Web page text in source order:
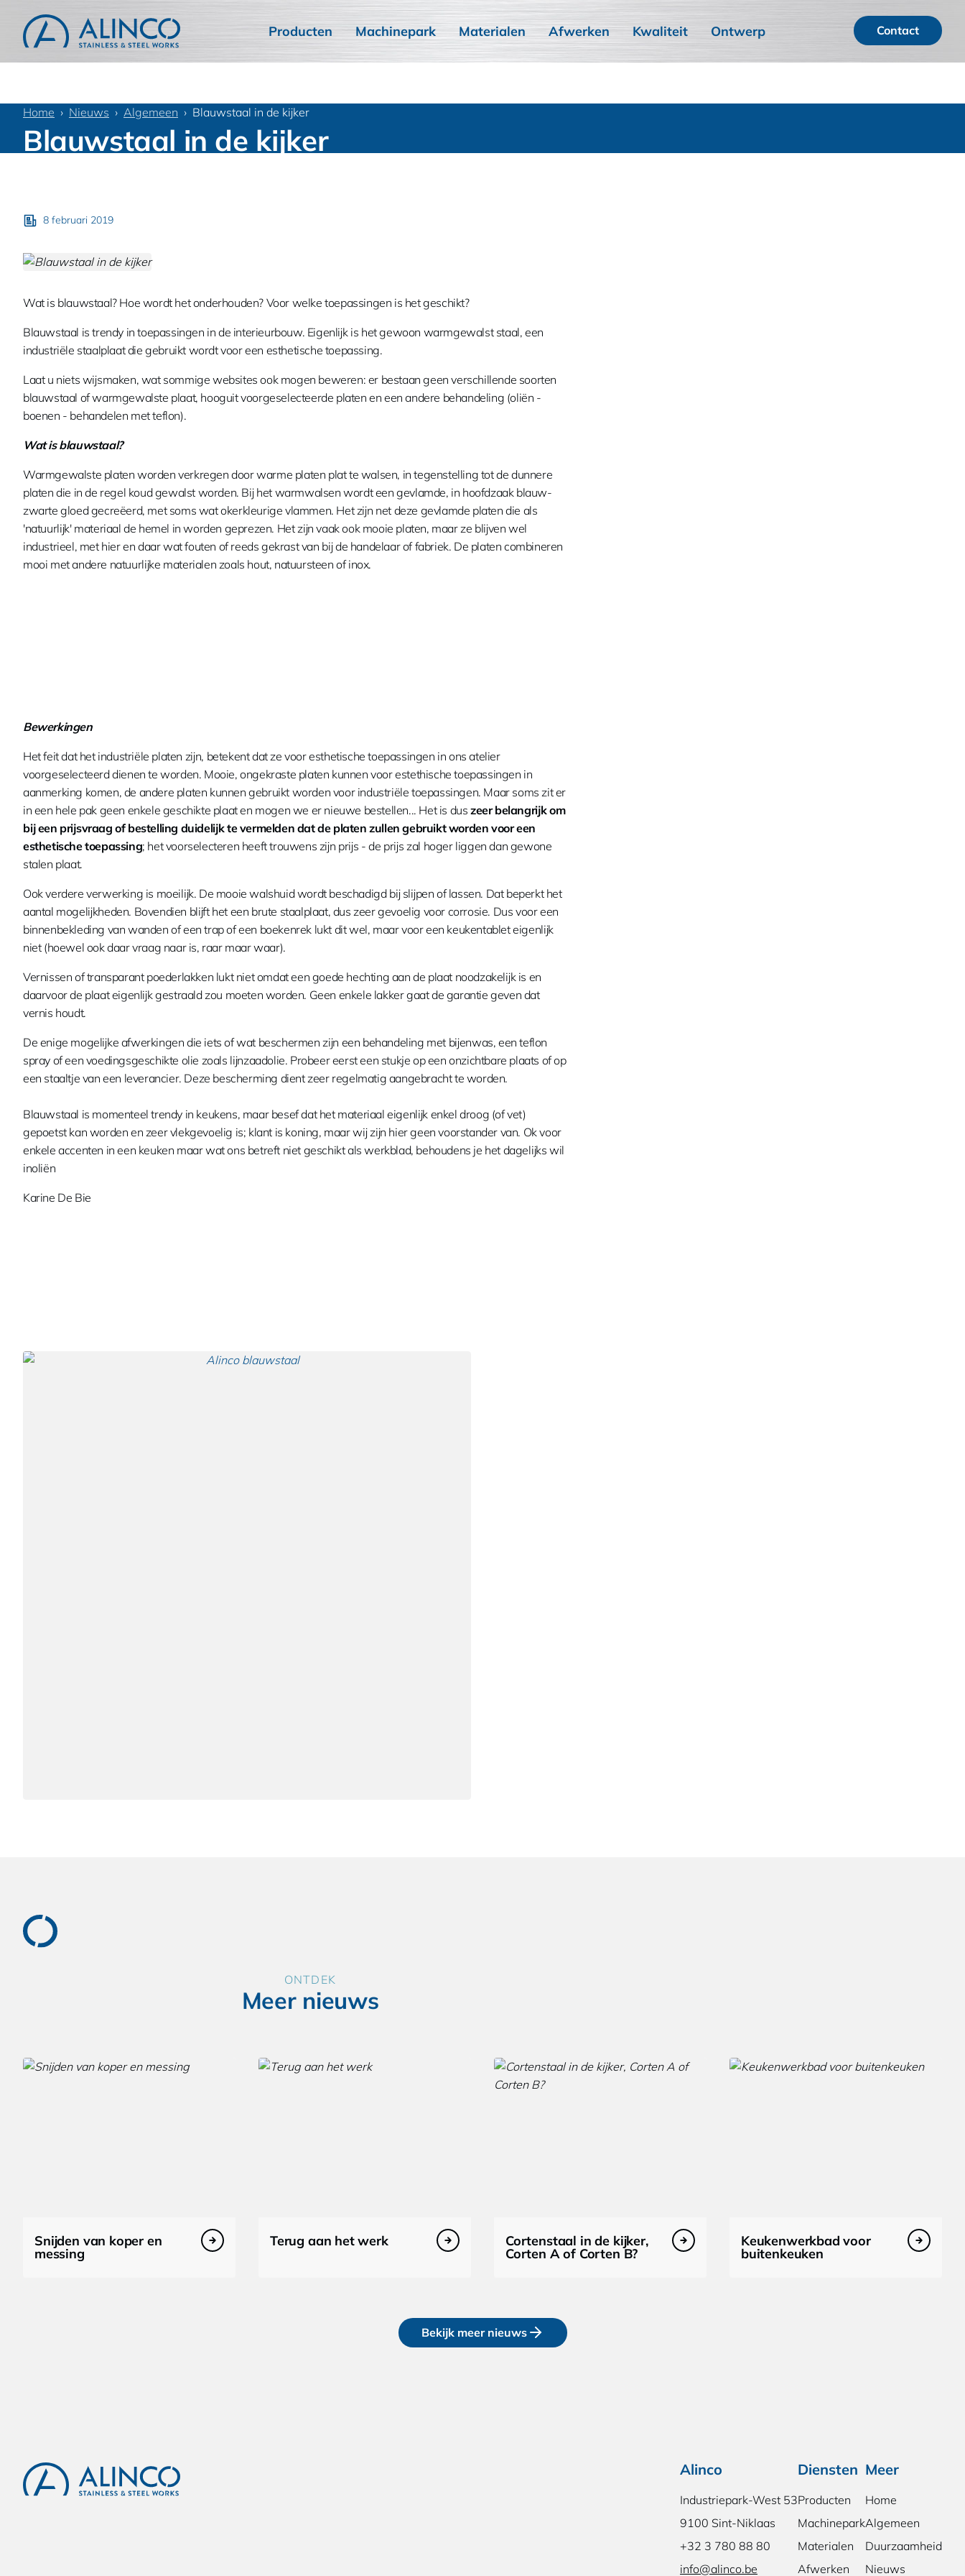
Producten Machinepark Materialen Afwerken Kwaliteit Ontwerp Contact
Home Nieuws Algemeen Blauwstaal in de kijker
Blauwstaal in de kijker
8 februari 2019
Wat is blauwstaal? Hoe wordt het onderhouden? Voor welke toepassingen is het geschikt?
Blauwstaal is trendy in toepassingen in de interieurbouw. Eigenlijk is het gewoon warmgewalst staal, een
industriële staalplaat die gebruikt wordt voor een esthetische toepassing.
Laat u niets wijsmaken, wat sommige websites ook mogen beweren: er bestaan geen verschillende soorten
blauwstaal of warmgewalste plaat, hooguit voorgeselecteerde platen en een andere behandeling (oliën -
boenen - behandelen met teflon).
Wat is blauwstaal?
Warmgewalste platen worden verkregen door warme platen plat te walsen, in tegenstelling tot de dunnere
platen die in de regel koud gewalst worden. Bij het warmwalsen wordt een gevlamde, in hoofdzaak blauw-
zwarte gloed gecreëerd, met soms wat okerkleurige vlammen. Het zijn net deze gevlamde platen die als
'natuurlijk' materiaal de hemel in worden geprezen. Het zijn vaak ook mooie platen, maar ze blijven wel
industrieel, met hier en daar wat fouten of reeds gekrast van bij de handelaar of fabriek. De platen combineren
mooi met andere natuurlijke materialen zoals hout, natuursteen of inox.
Bewerkingen
Het feit dat het industriële platen zijn, betekent dat ze voor esthetische toepassingen in ons atelier
voorgeselecteerd dienen te worden. Mooie, ongekraste platen kunnen voor estethische toepassingen in
aanmerking komen, de andere platen kunnen gebruikt worden voor industriële toepassingen. Maar soms zit er
in een hele pak geen enkele geschikte plaat en mogen we er nieuwe bestellen... Het is dus zeer belangrijk om
bij een prijsvraag of bestelling duidelijk te vermelden dat de platen zullen gebruikt worden voor een
esthetische toepassing; het voorselecteren heeft trouwens zijn prijs - de prijs zal hoger liggen dan gewone
stalen plaat.
Ook verdere verwerking is moeilijk. De mooie walshuid wordt beschadigd bij slijpen of lassen. Dat beperkt het
aantal mogelijkheden. Bovendien blijft het een brute staalplaat, dus zeer gevoelig voor corrosie. Dus voor een
binnenbekleding van wanden of een trap of een boekenrek lukt dit wel, maar voor een keukentablet eigenlijk
niet (hoewel ook daar vraag naar is, raar maar waar).
Vernissen of transparant poederlakken lukt niet omdat een goede hechting aan de plaat noodzakelijk is en
daarvoor de plaat eigenlijk gestraald zou moeten worden. Geen enkele lakker gaat de garantie geven dat
vernis houdt.
De enige mogelijke afwerkingen die iets of wat beschermen zijn een behandeling met bijenwas, een teflon
spray of een voedingsgeschikte olie zoals lijnzaadolie. Probeer eerst een stukje op een onzichtbare plaats of op
een staaltje van een leverancier. Deze bescherming dient zeer regelmatig aangebracht te worden.
Blauwstaal is momenteel trendy in keukens, maar besef dat het materiaal eigenlijk enkel droog (of vet)
gepoetst kan worden en zeer vlekgevoelig is; klant is koning, maar wij zijn hier geen voorstander van. Ok voor
enkele accenten in een keuken maar wat ons betreft niet geschikt als werkblad, behoudens je het dagelijks wil
inoliën
Karine De Bie
ONTDEK
Meer nieuws
Snijden van koper en
messing
Terug aan het werk Cortenstaal in de kijker,
Corten A of Corten B?
Keukenwerkbad voor
buitenkeuken
Bekijk meer nieuws
Alinco
Industriepark-West 53
9100 Sint-Niklaas
+32 3 780 88 80
info@alinco.be
Diensten
Producten
Machinepark
Materialen
Afwerken
Meer
Home
Algemeen
Duurzaamheid
Nieuws